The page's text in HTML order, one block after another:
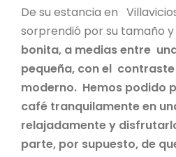
De su estancia en
sorprendió por su tamaño
bonita, a medias entre
pequeña, con el
moderno. Hemos podido
café tranquilamente en
relajadamente y
parte, por supuesto, de